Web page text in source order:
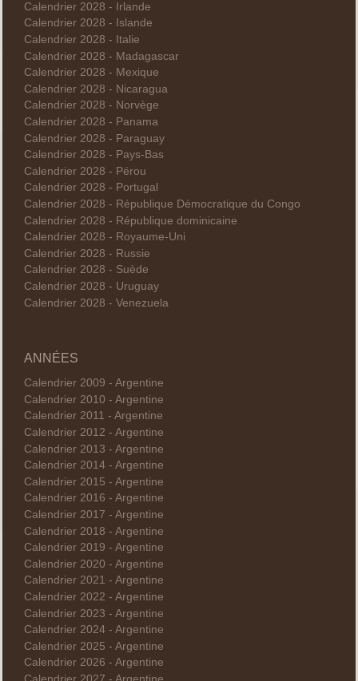
Calendrier 2028 - Irlande
Calendrier 2028 - Islande
Calendrier 2028 - Italie
Calendrier 2028 - Madagascar
Calendrier 2028 - Mexique
Calendrier 2028 - Nicaragua
Calendrier 2028 - Norvège
Calendrier 2028 - Panama
Calendrier 2028 - Paraguay
Calendrier 2028 - Pays-Bas
Calendrier 2028 - Pérou
Calendrier 2028 - Portugal
Calendrier 2028 - République Démocratique du Congo
Calendrier 2028 - République dominicaine
Calendrier 2028 - Royaume-Uni
Calendrier 2028 - Russie
Calendrier 2028 - Suède
Calendrier 2028 - Uruguay
Calendrier 2028 - Venezuela
ANNÉES
Calendrier 2009 - Argentine
Calendrier 2010 - Argentine
Calendrier 2011 - Argentine
Calendrier 2012 - Argentine
Calendrier 2013 - Argentine
Calendrier 2014 - Argentine
Calendrier 2015 - Argentine
Calendrier 2016 - Argentine
Calendrier 2017 - Argentine
Calendrier 2018 - Argentine
Calendrier 2019 - Argentine
Calendrier 2020 - Argentine
Calendrier 2021 - Argentine
Calendrier 2022 - Argentine
Calendrier 2023 - Argentine
Calendrier 2024 - Argentine
Calendrier 2025 - Argentine
Calendrier 2026 - Argentine